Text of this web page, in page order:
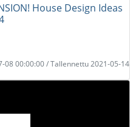
House Design Ideas
08 00:00:00 / Tallennettu 2021-05-14